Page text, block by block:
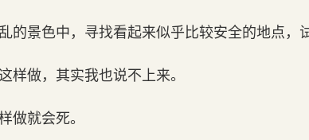
的景色中，寻找看起来似乎比较安全的地点，
样做，其实我也说不上来。
做就会死。